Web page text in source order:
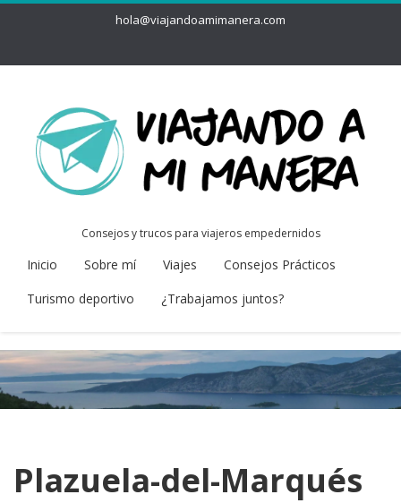
hola@viajandoamimanera.com
Consejos y trucos para viajeros empedernidos
Inicio Sobre mí Viajes
Consejos Prácticos
Turismo deportivo
¿Trabajamos juntos?
Plazuela-del-Marqués